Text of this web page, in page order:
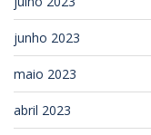
junho 2023
maio 2023
abril 2023